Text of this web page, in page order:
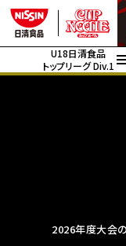
U18日清食品
トップリーグ Div.1
2026年度大会